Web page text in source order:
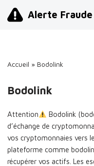
Alerte Fraude
Accueil » Bodolink
Bodolink
Attention
Bodolink
d’échange de
vos cryptomonnaies vers
plateforme comme
récupérer vos actifs. Les